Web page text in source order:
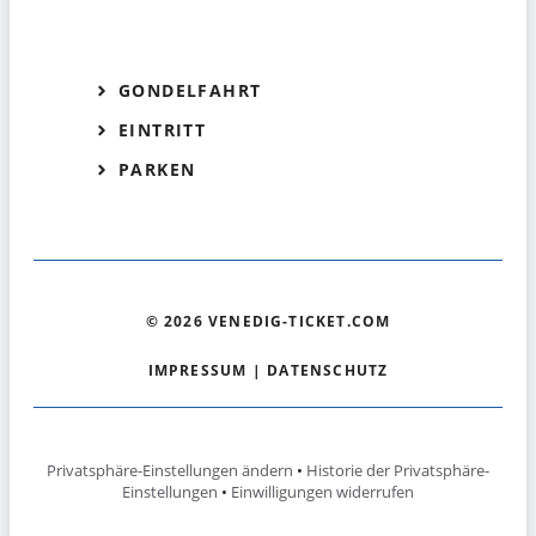
GONDELFAHRT
EINTRITT
PARKEN
© 2026 VENEDIG-TICKET.COM
IMPRESSUM | DATENSCHUTZ
Privatsphäre-Einstellungen ändern • Historie der Privatsphäre-
Einstellungen • Einwilligungen widerrufen